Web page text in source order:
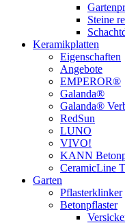
Steine
Keramikplatten
Eigenschaften
Angebote
EMPEROR®
Galanda®
Galanda®
RedSun
LUNO
VIVO!
KANN
CeramicLine
Garten
Pflasterklinker
Betonpflaster